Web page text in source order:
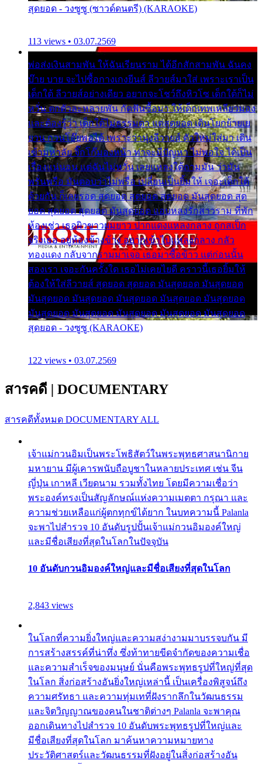
สุดยอด - วงซูซู (ซาวด์ดนตรี) (KARAOKE)
113 views • 03.07.2569
พ่อส่งเงินสามพัน ให้ฉันเรียนราม ได้อีกสักสามพัน ฉันคง
บ๊าย บาย จะไปซื้อกางเกงยีนส์ ลีวายส์มาใส่ เพราะเราเป็น
เด็กใต้ ลีวายส์อย่างเดียว อยากจะโชว์ถึงหิวโซ เด็กใต้ก็ไม่
หวั่น ตกตัวละหลายพัน กัดฟันซื้อมา ให้เด็กเทพเหลียวมอง
และต้องรู้ว่า เด็กใต้ไม่ธรรมดา แต่สุดยอด เดินโยกย้ายเย
ยวน กวนโอ๊ยพอได้ เพราะว่านุ่งลีวายส์ ตัวใหม่ใส่มา เดิน
เข้ามหาลัย จิ๊กโก๊มองหน้า ท่าจะมีปัญหา ไม่พอใจ ได้เป็น
เรื่องแน่นอน แต่ฉันไม่หวั่น เลยแหลงใต้ถามมัน ว่ามัน
พรั่นพรือ มันตอบว่าไม่พรื่อ เปลี่ยนเป็นยิ้มให้ เจอะเด็กใต้
ด้วยกัน ก็เลยรอด สุดยอด สุดยอด สุดยอด มันสุดยอด สุด
ยอด สุดยอด สุดยอด มันสุดยอด แอบหลงรักสาวราม ที่พัก
ห้องเช่า เธอผิวขาวผมยาว ปากแดงแหลงกลาง ถูกสเป็ก
จริงเธอ อยู่ห้องข้างข้าง อยากเข้าไปแหลงกลาง กลัว
ทองแดง กลับจากรามมาเจอ เธอมาซื้อข้าว แต่ก่อนนั้น
สองเรา เจอะกันครั้งใด เธอไม่เคยไยดี คราวนี้เธอยิ้มให้
ต้องให้ใส่ลีวายส์ สุดยอด สุดยอด มันสุดยอด มันสุดยอด
มันสุดยอด มันสุดยอด มันสุดยอด มันสุดยอด มันสุดยอด
มันสุดยอด มันสุดยอด มันสุดยอด มันสุดยอด มันสุดยอด
สุดยอด - วงซูซู (KARAOKE)
122 views • 03.07.2569
สารคดี | DOCUMENTARY
สารคดีทั้งหมด DOCUMENTARY ALL
เจ้าแม่กวนอิมเป็นพระโพธิสัตว์ในพระพุทธศาสนานิกาย
มหายาน มีผู้เคารพนับถือบูชาในหลายประเทศ เช่น จีน
ญี่ปุ่น เกาหลี เวียดนาม รวมทั้งไทย โดยมีความเชื่อว่า
พระองค์ทรงเป็นสัญลักษณ์แห่งความเมตตา กรุณา และ
ความช่วยเหลือแก่ผู้ตกทุกข์ได้ยาก ในบทความนี้ Palanla
จะพาไปสำรวจ 10 อันดับรูปปั้นเจ้าแม่กวนอิมองค์ใหญ่
และมีชื่อเสียงที่สุดในโลกในปัจจุบัน
10 อันดับกวนอิมองค์ใหญ่และมีชื่อเสียงที่สุดในโลก
2,843 views
ในโลกที่ความยิ่งใหญ่และความสง่างามมาบรรจบกัน มี
การสร้างสรรค์ที่น่าทึ่ง ซึ่งท้าทายขีดจำกัดของความเชื่อ
และความสำเร็จของมนุษย์ นั่นคือพระพุทธรูปที่ใหญ่ที่สุด
ในโลก สิ่งก่อสร้างอันยิ่งใหญ่เหล่านี้ เป็นเครื่องพิสูจน์ถึง
ความศรัทธา และความทุ่มเทที่ฝังรากลึกในวัฒนธรรม
และจิตวิญญาณของคนในชาติต่างๆ Palanla จะพาคุณ
ออกเดินทางไปสำรวจ 10 อันดับพระพุทธรูปที่ใหญ่และ
มีชื่อเสียงที่สุดในโลก มาค้นหาความหมายทาง
ประวัติศาสตร์และวัฒนธรรมที่ฝังอยู่ในสิ่งก่อสร้างอัน